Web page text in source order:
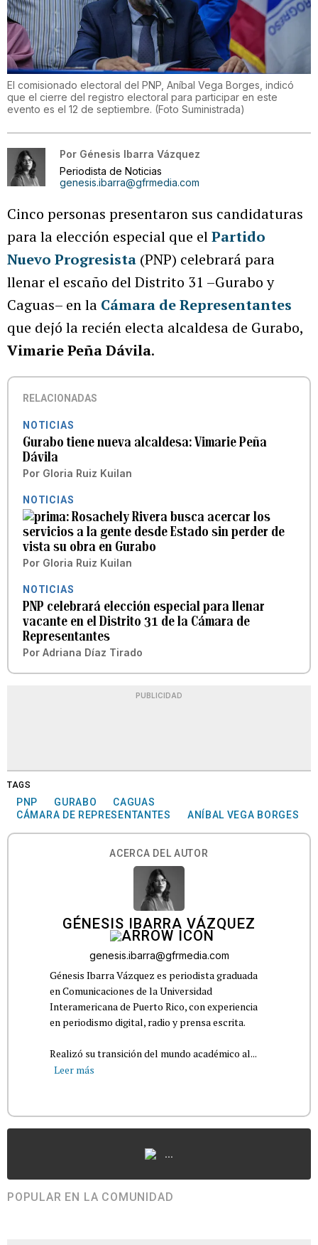
El comisionado electoral del PNP, Aníbal Vega Borges, indicó
que el cierre del registro electoral para participar en este
evento es el 12 de septiembre. (Foto Suministrada)
Por Génesis Ibarra Vázquez
Periodista de Noticias
genesis.ibarra@gfrmedia.com
Cinco personas presentaron sus candidaturas
para la elección especial que elPartido
Nuevo Progresista (PNP) celebrará para
llenar el escaño del Distrito 31 –Gurabo y
Caguas– en la Cámara de Representantes
que dejó la recién electa alcaldesa de Gurabo,
Vimarie Peña Dávila.
RELACIONADAS
NOTICIAS
Gurabo tiene nueva alcaldesa: Vimarie Peña
Dávila
Por Gloria Ruiz Kuilan
NOTICIAS
Rosachely Rivera busca acercar los
servicios a la gente desde Estado sin perder de
vista su obra en Gurabo
Por Gloria Ruiz Kuilan
NOTICIAS
PNP celebrará elección especial para llenar
vacante en el Distrito 31 de la Cámara de
Representantes
Por Adriana Díaz Tirado
PUBLICIDAD
TAGS
PNP GURABO
CAGUAS
CÁMARA DE REPRESENTANTES
ANÍBAL VEGA BORGES
ACERCA DEL AUTOR
GÉNESIS IBARRA VÁZQUEZ
genesis.ibarra@gfrmedia.com
Génesis Ibarra Vázquez es periodista graduada
en Comunicaciones de la Universidad
Interamericana de Puerto Rico, con experiencia
en periodismo digital, radio y prensa escrita.
Realizó su transición del mundo académico al...
Leer más
...
POPULAR EN LA COMUNIDAD